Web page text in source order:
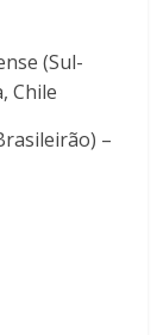
(Sul-
Chile
–